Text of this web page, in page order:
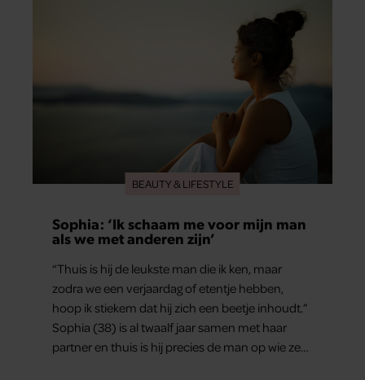
BEAUTY & LIFESTYLE
Sophia: ‘Ik schaam me voor mijn man
als we met anderen zijn’
“Thuis is hij de leukste man die ik ken, maar
zodra we een verjaardag of etentje hebben,
hoop ik stiekem dat hij zich een beetje inhoudt.”
Sophia (38) is al twaalf jaar samen met haar
partner en thuis is hij precies de man op wie ze